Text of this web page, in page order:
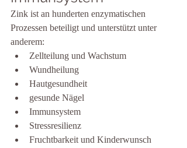
Zink ist an hunderten enzymatischen
Prozessen beteiligt und unterstützt unter
anderem:
Zellteilung und Wachstum
Wundheilung
Hautgesundheit
gesunde Nägel
Immunsystem
Stressresilienz
Fruchtbarkeit und Kinderwunsch